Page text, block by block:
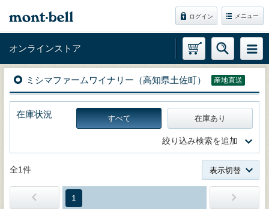
ログイン メニュー
オンラインストア
ミシマファームワイナリー（高知県土佐町） 産地直送
在庫状況 すべて 在庫あり
絞り込み検索を追加
全1件 表示切替
1